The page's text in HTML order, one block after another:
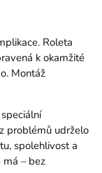
Roleta
k okamžité
Montáž
problémů udrželo
spolehlivost a
– bez